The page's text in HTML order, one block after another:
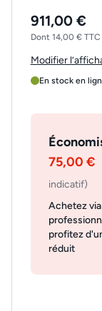
911,00 €
Dont 14,00 €
Modifier
En stock en
75,00 €
indicatif)
Achetez
profitez
réduit